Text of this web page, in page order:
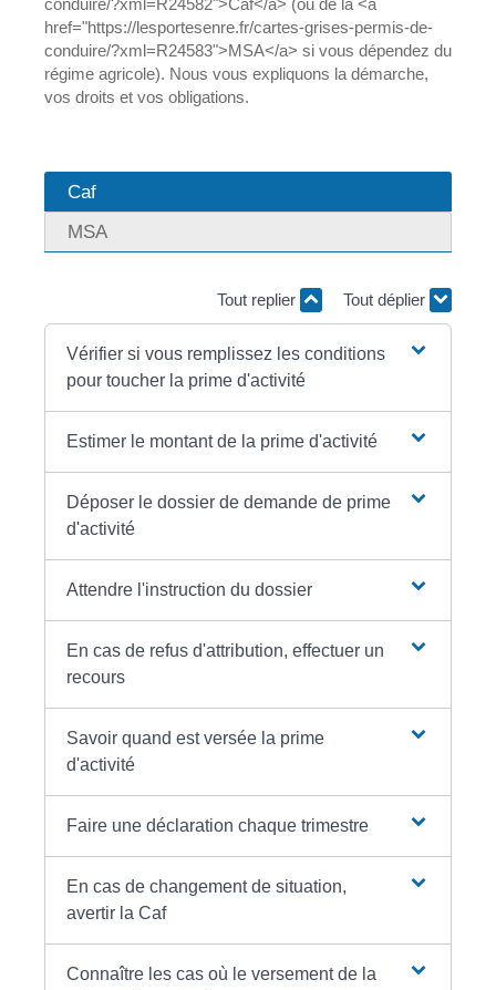
conduire/?xml=R24582">Caf</a> (ou de la <a
href="https://lesportesenre.fr/cartes-grises-permis-de-
conduire/?xml=R24583">MSA</a> si vous dépendez du
régime agricole). Nous vous expliquons la démarche,
vos droits et vos obligations.
Caf
MSA
Tout replier Tout déplier
Vérifier si vous remplissez les conditions
pour toucher la prime d'activité
Estimer le montant de la prime d'activité
Déposer le dossier de demande de prime
d'activité
Attendre l'instruction du dossier
En cas de refus d'attribution, effectuer un
recours
Savoir quand est versée la prime
d'activité
Faire une déclaration chaque trimestre
En cas de changement de situation,
avertir la Caf
Connaître les cas où le versement de la